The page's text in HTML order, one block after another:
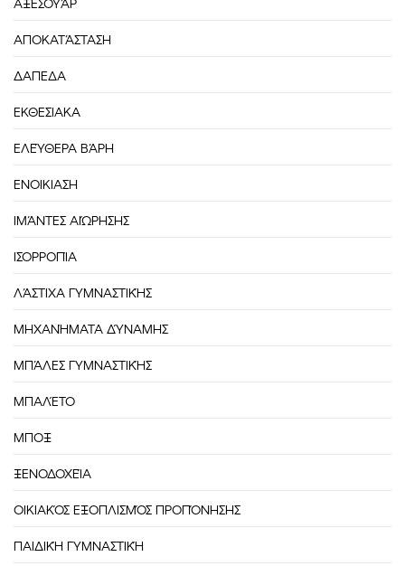
ΑΞΕΣΟΥΆΡ
ΑΠΟΚΑΤΆΣΤΑΣΗ
ΔΑΠΕΔΑ
ΕΚΘΕΣΙΑΚΑ
ΕΛΕΎΘΕΡΑ ΒΆΡΗ
ΕΝΟΙΚΙΑΣΗ
ΙΜΆΝΤΕΣ ΑΙΏΡΗΣΗΣ
ΙΣΟΡΡΟΠΊΑ
ΛΆΣΤΙΧΑ ΓΥΜΝΑΣΤΙΚΉΣ
ΜΗΧΑΝΉΜΑΤΑ ΔΎΝΑΜΗΣ
ΜΠΆΛΕΣ ΓΥΜΝΑΣΤΙΚΉΣ
ΜΠΑΛΈΤΟ
ΜΠΟΞ
ΞΕΝΟΔΟΧΕΊΑ
ΟΙΚΙΑΚΌΣ ΕΞΟΠΛΙΣΜΌΣ ΠΡΟΠΌΝΗΣΗΣ
ΠΑΙΔΙΚΉ ΓΥΜΝΑΣΤΙΚΉ